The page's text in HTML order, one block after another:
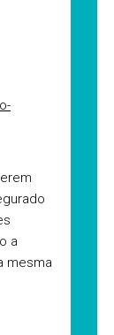
a
mesma